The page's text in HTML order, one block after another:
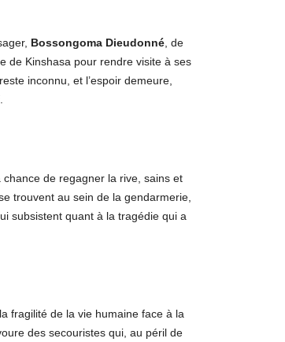
Bossongoma Dieudonné , de
de Kinshasa pour rendre visite à ses
inconnu, et l’espoir demeure,
de regagner la rive, sains et
trouvent au sein de la gendarmerie,
subsistent quant à la tragédie qui a
fragilité de la vie humaine face à la
des secouristes qui, au péril de